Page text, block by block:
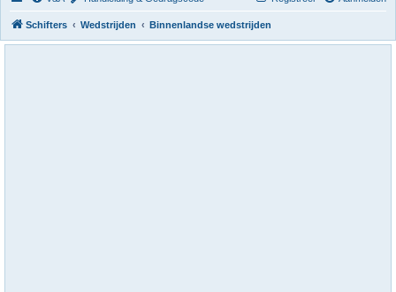
Schifters Wedstrijden Binnenlandse wedstrijden